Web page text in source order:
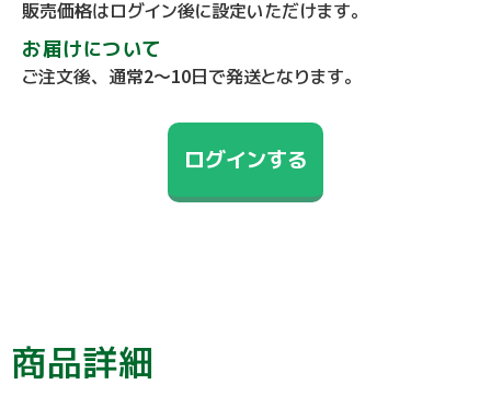
販売価格はログイン後に設定いただけます。
お届けについて
ご注文後、通常2～10日で発送となります。
ログインする
商品詳細